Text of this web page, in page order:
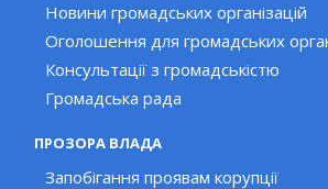
Новини громадських організацій
Оголошення для громадських
Консультації з громадськістю
Громадська рада
ПРОЗОРА ВЛАДА
Запобігання проявам корупції